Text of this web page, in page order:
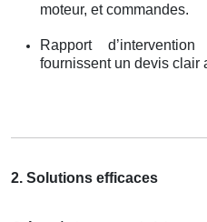
moteur, et commandes.
Rapport
fournissent un devis clair
2. Solutions efficaces